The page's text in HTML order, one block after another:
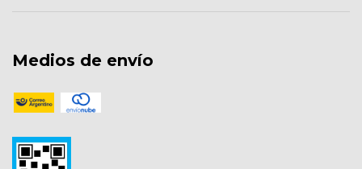
Medios de envío